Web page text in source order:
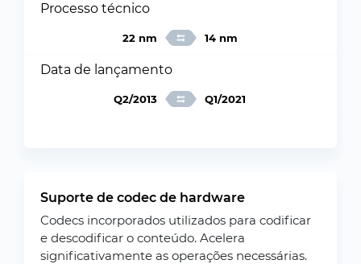
Processo técnico
22 nm 14 nm
Data de lançamento
Q2/2013 Q1/2021
Suporte de codec de hardware
Codecs incorporados utilizados para codificar
e descodificar o conteúdo. Acelera
significativamente as operações necessárias.